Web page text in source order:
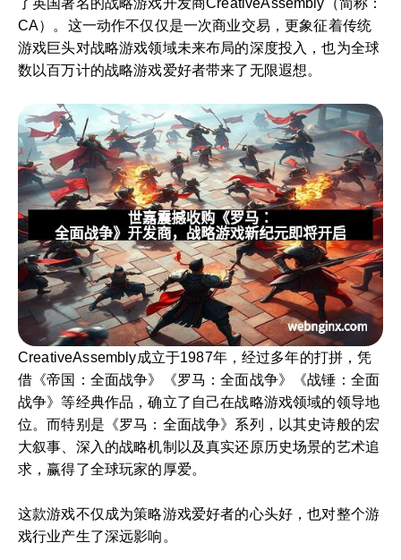
了英国著名的战略游戏开发商CreativeAssembly（简称：
CA）。这一动作不仅仅是一次商业交易，更象征着传统
游戏巨头对战略游戏领域未来布局的深度投入，也为全球
数以百万计的战略游戏爱好者带来了无限遐想。
CreativeAssembly成立于1987年，经过多年的打拼，凭
借《帝国：全面战争》《罗马：全面战争》《战锤：全面
战争》等经典作品，确立了自己在战略游戏领域的领导地
位。而特别是《罗马：全面战争》系列，以其史诗般的宏
大叙事、深入的战略机制以及真实还原历史场景的艺术追
求，赢得了全球玩家的厚爱。
这款游戏不仅成为策略游戏爱好者的心头好，也对整个游
戏行业产生了深远影响。